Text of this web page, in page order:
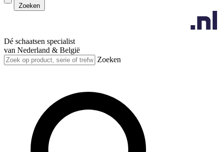
Zoeken
Dé schaatsen specialist
van Nederland & België
Zoeken